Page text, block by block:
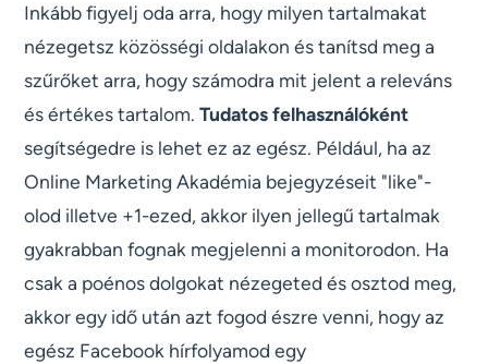
Inkább figyelj oda arra, hogy milyen tartalmakat
nézegetsz közösségi oldalakon és tanítsd meg a
szűrőket arra, hogy számodra mit jelent a releváns
és értékes tartalom.Tudatos felhasználóként
segítségedre is lehet ez az egész. Például, ha az
Online Marketing Akadémia bejegyzéseit "like"-
olod illetve +1-ezed, akkor ilyen jellegű tartalmak
gyakrabban fognak megjelenni a monitorodon. Ha
csak a poénos dolgokat nézegeted és osztod meg,
akkor egy idő után azt fogod észre venni, hogy az
egész Facebook hírfolyamod egy